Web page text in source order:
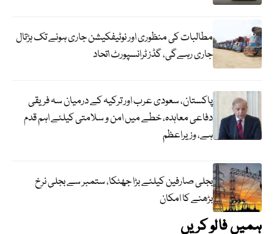
مطالبات کی منظوری اور نوٹیفکیشن جاری ہونے تک ہڑتال
جاری رہےگی، گڈز ٹرانسپورٹ اتحاد
پاکستان، سعودی عرب اور ترکیہ کے درمیان سہ فریقی
دفاعی معاہدہ، خطے میں امن و سلامتی کیلئے اہم قدم
ہے، وزیراعظم
بجلی صارفین کیلئے بڑا جھٹکا، ستمبر سے بجلی نرخ
بڑھنے کا امکان
ہمیں فالو کریں